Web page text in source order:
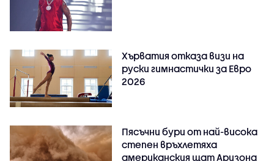
Хърватия отказа визи на
руски гимнастички за Евро
2026
Пясъчни бури от най-висока
степен връхлетяха
американския щат Аризона